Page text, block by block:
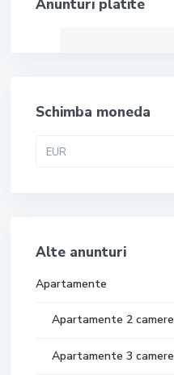
Anunturi platite
Schimba moneda
EUR
Alte anunturi
Apartamente
Apartamente 2 camere
Apartamente 3 camere